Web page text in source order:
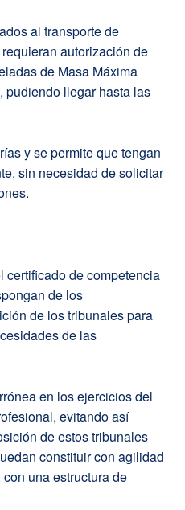
al transporte de
autorización de
de Masa Máxima
pudiendo llegar hasta las
y se permite que tengan
sin necesidad de solicitar
certificado de competencia
de los
de los tribunales para
de las
en los ejercicios del
evitando así
de estos tribunales
constituir con agilidad
una estructura de